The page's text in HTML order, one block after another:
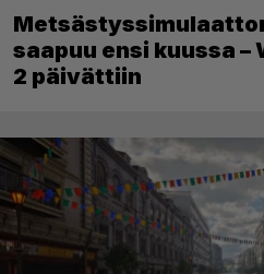
saapuu ensi kuussa –
2 päivättiin